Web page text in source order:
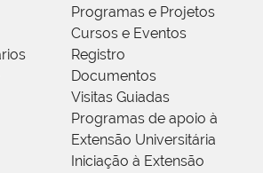
Programas e Projetos
Cursos e Eventos
Registro
Documentos
Visitas Guiadas
Programas de apoio à
Extensão Universitária
Iniciação à Extensão